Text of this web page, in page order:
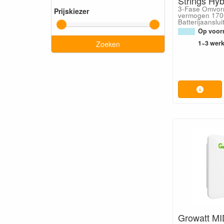
Prijskiezer
Zoeken
3-Fase
vermogen
Op
1~3
Growatt